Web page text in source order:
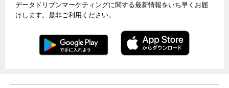
データドリブンマーケティングに関する最新情報をいち早くお届
けします。是非ご利用ください。